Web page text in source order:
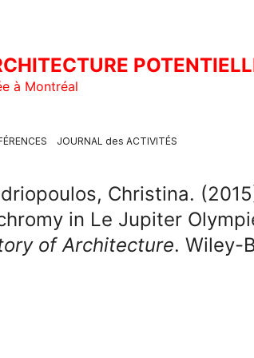
à Montréal
JOURNAL des ACTIVITÉS
Christina.
in Le Jupiter
of Architecture. Wiley-